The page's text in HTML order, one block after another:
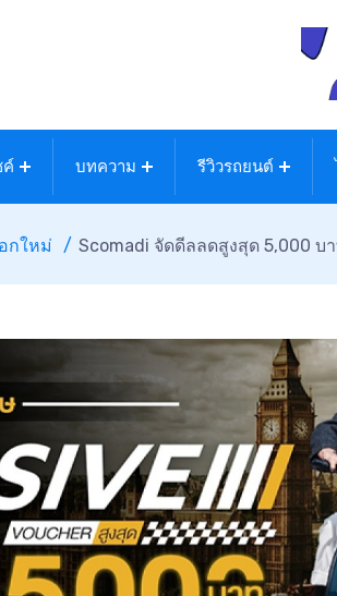
ค์ บทความ รีวิวรถยนต์
กใหม่ Scomadi จัดดีลลดสูงสุด 5,000